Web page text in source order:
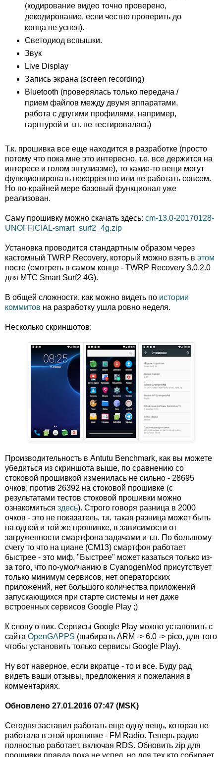
(кодирование видео точно проверено,
декодирование, если честно проверить до
конца не успел).
Светодиод вспышки.
Звук
Live Display
Запись экрана (screen recording)
Bluetooth (проверялась только передача /
прием файлов между двумя аппаратами,
работа с другими профилями, например,
гарнтурой и т.п. не тестировалась)
Т.к. прошивка все еще находится в разработке (просто
потому что пока мне это интересно, т.е. все держится на
интересе и голом энтузиазме), то какие-то вещи могут
функционировать некорректно или не работать совсем.
Но по-крайней мере базовый функционал уже
реализован.
Саму прошивку можно скачать здесь: cm-13.0-20170128-
UNOFFICIAL-smart_surf2_4g.zip
Установка проводится стандартным образом через
кастомный TWRP Recovery, который можно взять в этом
посте (смотреть в самом конце - TWRP Recovery 3.0.2.0
для МТС Smart Surf2 4G).
В общей сложности, как можно видеть по истории
коммитов на разработку ушла ровно неделя.
Несколько скриншотов:
Производительность в Antutu Benchmark, как вы можете
убедиться из скриншота выше, по сравнению со
стоковой прошивкой изменилась не сильно - 28695
очков, против 26392 на стоковой прошивке (с
результатами тестов стоковой прошивки можно
ознакомиться здесь). Строго говоря разница в 2000
очков - это не показатель, т.к. такая разница может быть
на одной и той же прошивке, в зависимости от
загруженности смартфона задачами и т.п. По большому
счету то что на циане (CM13) смартфон работает
быстрее - это миф. "Быстрее" может казаться только из-
за того, что по-умолчанию в CyanogenMod присутствует
только минимум сервисов, нет операторских
приложений, нет большого количества приложений
запускающихся при старте системы и нет даже
встроенных сервисов Google Play ;)
К слову о них. Сервисы Google Play можно установить с
сайта OpenGAPPS (выбирать ARM -> 6.0 -> pico, для того
чтобы установить только сервисы Google Play).
Ну вот наверное, если вкратце - то и все. Буду рад
видеть ваши отзывы, предложения и пожелания в
комментариях.
Обновлено 27.01.2016 07:47 (MSK)
Сегодня заставил работать еще одну вещь, которая не
работала в этой прошивке - FM Radio. Теперь радио
полностью работает, включая RDS. Обновить zip для
прошивки правда пока не успел, но для тех кто собирает